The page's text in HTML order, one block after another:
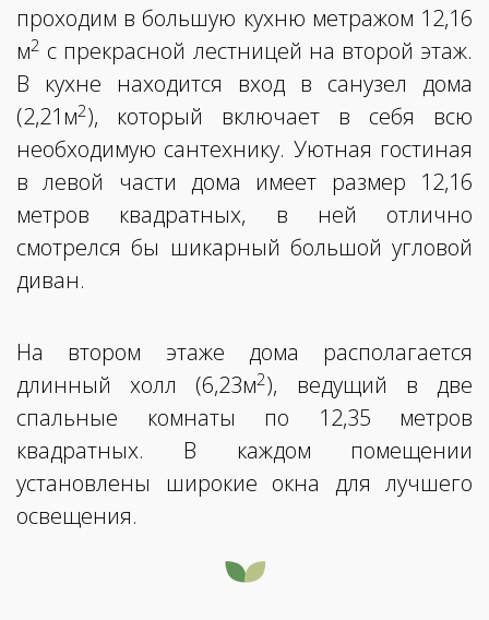
проходим в большую кухню метражом 12,16
м2 с прекрасной лестницей на второй этаж.
В кухне находится вход в санузел дома
(2,21м2), который включает в себя всю
необходимую сантехнику. Уютная гостиная
в левой части дома имеет размер 12,16
метров квадратных, в ней отлично
смотрелся бы шикарный большой угловой
диван.
На втором этаже дома располагается
длинный холл (6,23м2), ведущий в две
спальные комнаты по 12,35 метров
квадратных. В каждом помещении
установлены широкие окна для лучшего
освещения.